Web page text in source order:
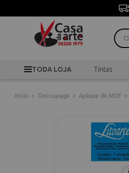
TODA LOJA Tintas
Início > Decoupage > Aplique de MDF >